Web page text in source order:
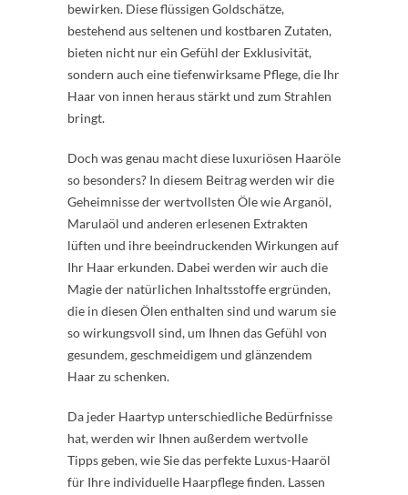
bewirken. Diese flüssigen Goldschätze,
bestehend aus seltenen und kostbaren Zutaten,
bieten nicht nur ein Gefühl der Exklusivität,
sondern auch eine tiefenwirksame Pflege, die Ihr
Haar von innen heraus stärkt und zum Strahlen
bringt.
Doch was genau macht diese luxuriösen Haaröle
so besonders? In diesem Beitrag werden wir die
Geheimnisse der wertvollsten Öle wie Arganöl,
Marulaöl und anderen erlesenen Extrakten
lüften und ihre beeindruckenden Wirkungen auf
Ihr Haar erkunden. Dabei werden wir auch die
Magie der natürlichen Inhaltsstoffe ergründen,
die in diesen Ölen enthalten sind und warum sie
so wirkungsvoll sind, um Ihnen das Gefühl von
gesundem, geschmeidigem und glänzendem
Haar zu schenken.
Da jeder Haartyp unterschiedliche Bedürfnisse
hat, werden wir Ihnen außerdem wertvolle
Tipps geben, wie Sie das perfekte Luxus-Haaröl
für Ihre individuelle Haarpflege finden. Lassen